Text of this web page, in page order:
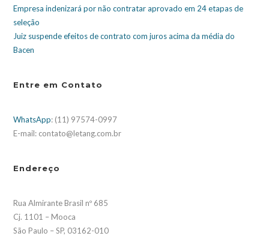
Empresa indenizará por não contratar aprovado em 24 etapas de
seleção
Juiz suspende efeitos de contrato com juros acima da média do
Bacen
Entre em Contato
WhatsApp: (11) 97574-0997
E-mail: contato@letang.com.br
Endereço
Rua Almirante Brasil nº 685
Cj. 1101 – Mooca
São Paulo – SP, 03162-010